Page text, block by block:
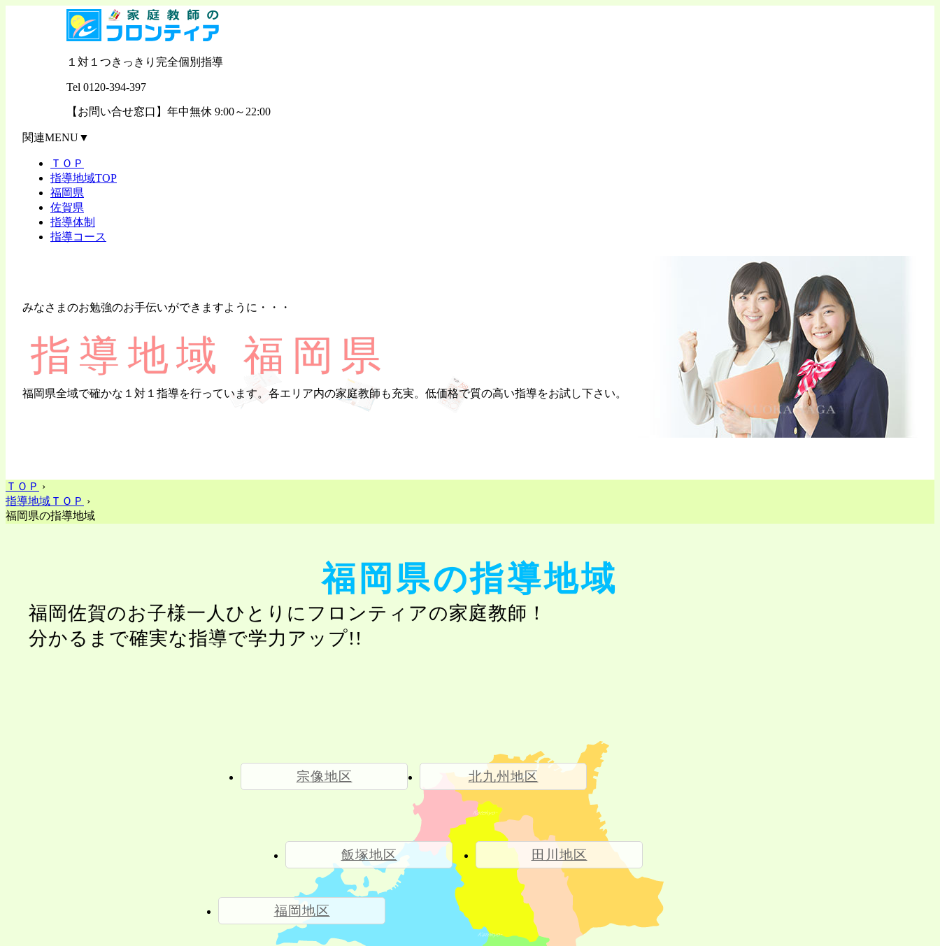
１対１ つきっきり 完全個別指導
Tel 0120-394-397
【お問い合せ窓口】年中無休 9:00～22:00
関連MENU▼
ＴＯＰ
指導地域TOP
福岡県
佐賀県
指導体制
指導コース
みなさまのお勉強のお手伝いができますように・・・
指導地域 福岡県
福岡県全域で確かな１対１指導を行っています。各エリア内の家庭教師も充実。低価格で質の高い指導をお試し下さい。
ＴＯＰ ›
指導地域ＴＯＰ ›
福岡県の指導地域
福岡県の指導地域
福岡佐賀のお子様一人ひとりにフロンティアの家庭教師！
分かるまで確実な指導で学力アップ!!
北九州地区
福岡地区
宗像地区
飯塚地区 田川地区